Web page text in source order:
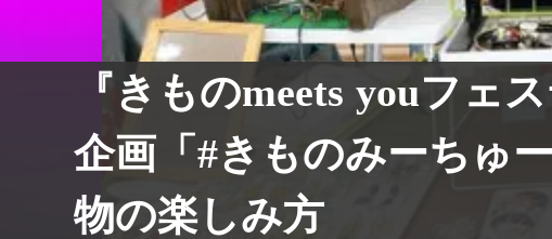
『きものmeets youフェ
企画「#きものみーちゅ
物の楽しみ方